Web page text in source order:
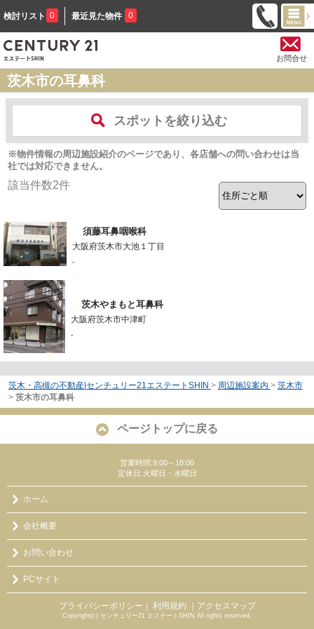
検討リスト 0 最近見た物件 0
お問合せ
茨木市の耳鼻科
スポットを絞り込む
※物件情報の周辺施設紹介のページであり、各店舗への問い合わせは当
社では対応できません。
該当件数2件
須藤耳鼻咽喉科
大阪府茨木市大池１丁目
-
茨木やまもと耳鼻科
大阪府茨木市中津町
-
茨木・高槻の不動産|センチュリー21エステートSHIN > 周辺施設案内 > 茨木市
> 茨木市の耳鼻科
ページトップに戻る
営業時間:9:00～18:00
定休日:火曜日・水曜日
ホーム
会社概要
お問い合わせ
PCサイト
プライバシーポリシー ｜ 利用規約 ｜アクセスマップ
Copyright(c) センチュリー21 エステートSHIN All rights reserved.